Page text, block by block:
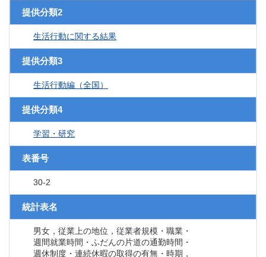
提供分類2
生活行動に関する結果
提供分類3
生活行動編（全国）
提供分類4
学習・研究
表番号
30-2
統計表名
男女，従業上の地位，従業者規模・職業・
週間就業時間・ふだんの片道の通勤時間・
週休制度・連続休暇の取得の有無・時期，